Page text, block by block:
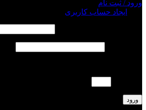
ورود / ثبت نام
ایجاد حساب کاربری
ورود